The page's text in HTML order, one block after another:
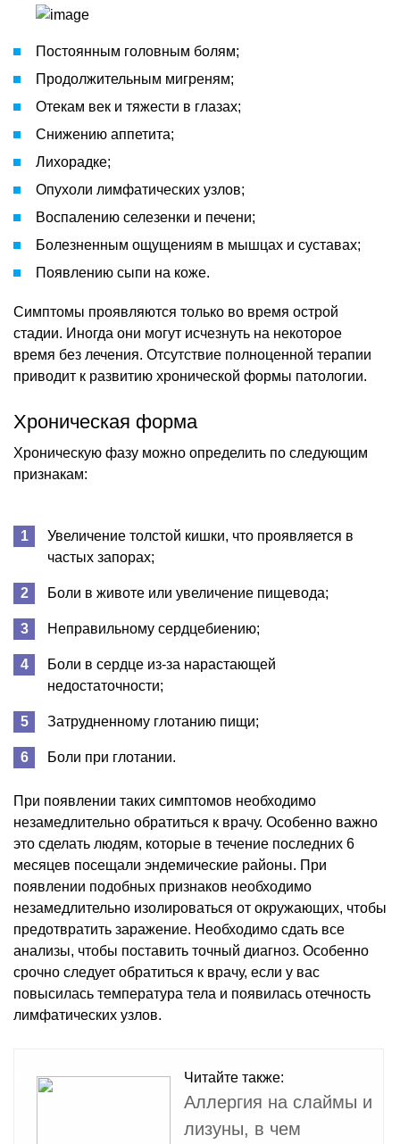
Постоянным головным болям;
Продолжительным мигреням;
Отекам век и тяжести в глазах;
Снижению аппетита;
Лихорадке;
Опухоли лимфатических узлов;
Воспалению селезенки и печени;
Болезненным ощущениям в мышцах и суставах;
Появлению сыпи на коже.
Симптомы проявляются только во время острой
стадии. Иногда они могут исчезнуть на некоторое
время без лечения. Отсутствие полноценной терапии
приводит к развитию хронической формы патологии.
Хроническая форма
Хроническую фазу можно определить по следующим
признакам:
Увеличение толстой кишки, что проявляется в
частых запорах;
Боли в животе или увеличение пищевода;
Неправильному сердцебиению;
Боли в сердце из-за нарастающей
недостаточности;
Затрудненному глотанию пищи;
Боли при глотании.
При появлении таких симптомов необходимо
незамедлительно обратиться к врачу. Особенно важно
это сделать людям, которые в течение последних 6
месяцев посещали эндемические районы. При
появлении подобных признаков необходимо
незамедлительно изолироваться от окружающих, чтобы
предотвратить заражение. Необходимо сдать все
анализы, чтобы поставить точный диагноз. Особенно
срочно следует обратиться к врачу, если у вас
повысилась температура тела и появилась отечность
лимфатических узлов.
Читайте также:
Аллергия на слаймы и
лизуны, в чем